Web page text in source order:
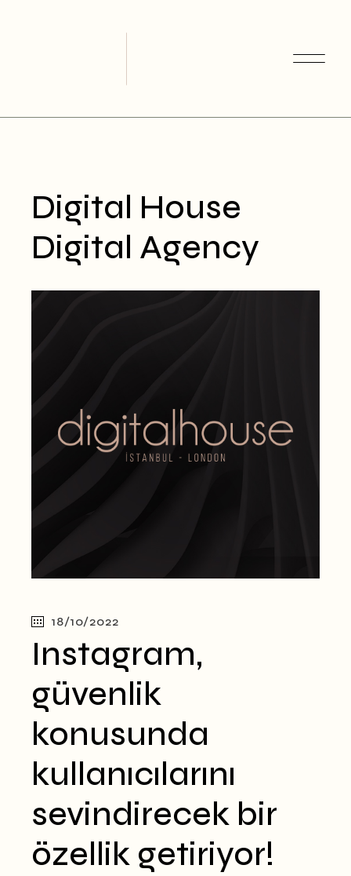
Digital House
Digital Agency
18/10/2022
Instagram,
güvenlik
konusunda
kullanıcılarını
sevindirecek bir
özellik getiriyor!